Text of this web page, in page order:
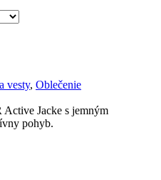
vesty, Oblečenie
Jacke s jemným
pohyb.